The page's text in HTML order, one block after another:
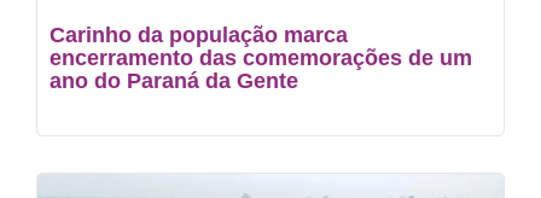
Carinho da população marca
encerramento das comemorações de um
ano do Paraná da Gente